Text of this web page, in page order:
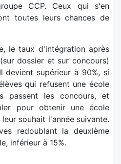
CCP. Ceux qui s'en
toutes leurs chances de
le taux d'intégration après
dossier et sur concours)
devient supérieur à 90%, si
qui refusent une école
passent les concours, et
pour obtenir une école
souhait l'année suivante.
redoublant la deuxième
inférieur à 15%.